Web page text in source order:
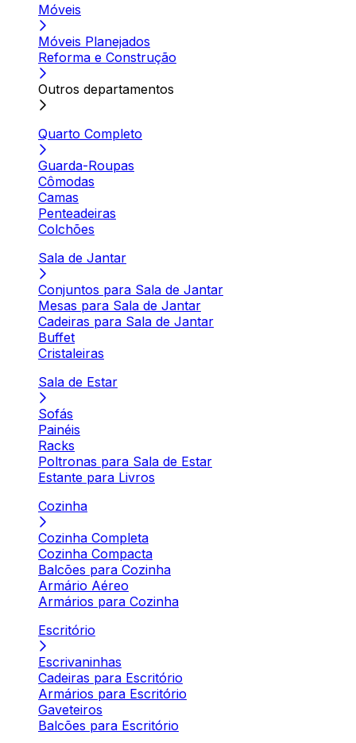
Móveis
Móveis Planejados
Reforma e Construção
Outros departamentos
Quarto Completo
Guarda-Roupas
Cômodas
Camas
Penteadeiras
Colchões
Sala de Jantar
Conjuntos para Sala de Jantar
Mesas para Sala de Jantar
Cadeiras para Sala de Jantar
Buffet
Cristaleiras
Sala de Estar
Sofás
Painéis
Racks
Poltronas para Sala de Estar
Estante para Livros
Cozinha
Cozinha Completa
Cozinha Compacta
Balcões para Cozinha
Armário Aéreo
Armários para Cozinha
Escritório
Escrivaninhas
Cadeiras para Escritório
Armários para Escritório
Gaveteiros
Balcões para Escritório